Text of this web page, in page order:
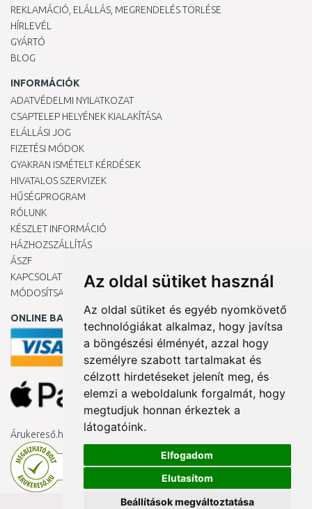
Az oldal sütiket használ
Az oldal sütiket és egyéb nyomkövető
technológiákat alkalmaz, hogy javítsa
a böngészési élményét, azzal hogy
személyre szabott tartalmakat és
célzott hirdetéseket jelenít meg, és
elemzi a weboldalunk forgalmát, hogy
megtudjuk honnan érkeztek a
látogatóink.
Elfogadom
Elutasítom
Beállítások megváltoztatása
REKLAMÁCIÓ, ELÁLLÁS, MEGRENDELÉS TÖRLÉSE
HÍRLEVÉL
GYÁRTÓ
BLOG
INFORMÁCIÓK
ADATVÉDELMI NYILATKOZAT
CSAPTELEP HELYÉNEK KIALAKÍTÁSA
ELÁLLÁSI JOG
FIZETÉSI MÓDOK
GYAKRAN ISMÉTELT KÉRDÉSEK
HIVATALOS SZERVIZEK
HŰSÉGPROGRAM
RÓLUNK
KÉSZLET INFORMÁCIÓ
HÁZHOZSZÁLLÍTÁS
ÁSZF
KAPCSOLAT
MÓDOSÍTSA A COOKIE-BEÁLLÍTÁSAIMAT
ONLINE BANKKÁRTYÁVAL
Árukereső.hu